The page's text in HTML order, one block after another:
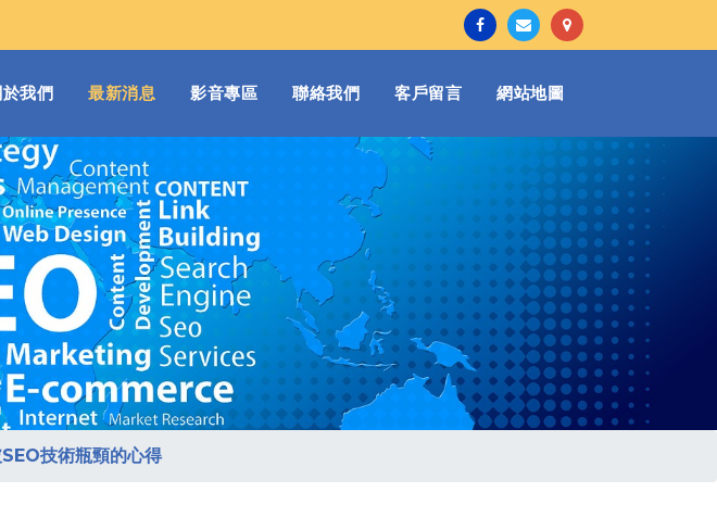
我們 最新消息 影音專區 聯絡我們 客戶留言 網站地圖
技術瓶頸的心得